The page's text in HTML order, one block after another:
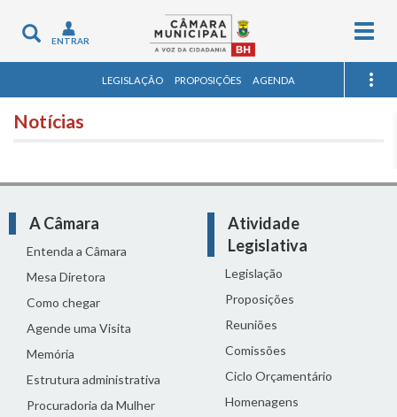
Toggle
navigation
ENTRAR
LEGISLAÇÃO PROPOSIÇÕES AGENDA
Notícias
A Câmara
Entenda a Câmara
Mesa Diretora
Como chegar
Agende uma Visita
Memória
Estrutura administrativa
Procuradoria da Mulher
Atividade
Legislativa
Legislação
Proposições
Reuniões
Comissões
Ciclo Orçamentário
Homenagens